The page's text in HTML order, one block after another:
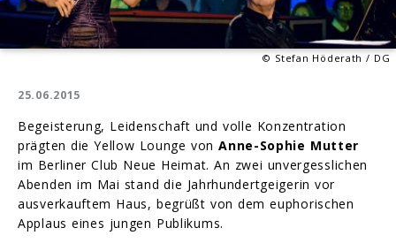
© Stefan Höderath / DG
25.06.2015
Begeisterung, Leidenschaft und volle Konzentration
prägten die Yellow Lounge vonAnne-Sophie Mutter
im Berliner Club Neue Heimat. An zwei unvergesslichen
Abenden im Mai stand die Jahrhundertgeigerin vor
ausverkauftem Haus, begrüßt von dem euphorischen
Applaus eines jungen Publikums.